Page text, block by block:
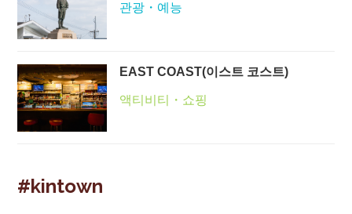
관광・예능
EAST COAST(이스트 코스트)
액티비티・쇼핑
#kintown